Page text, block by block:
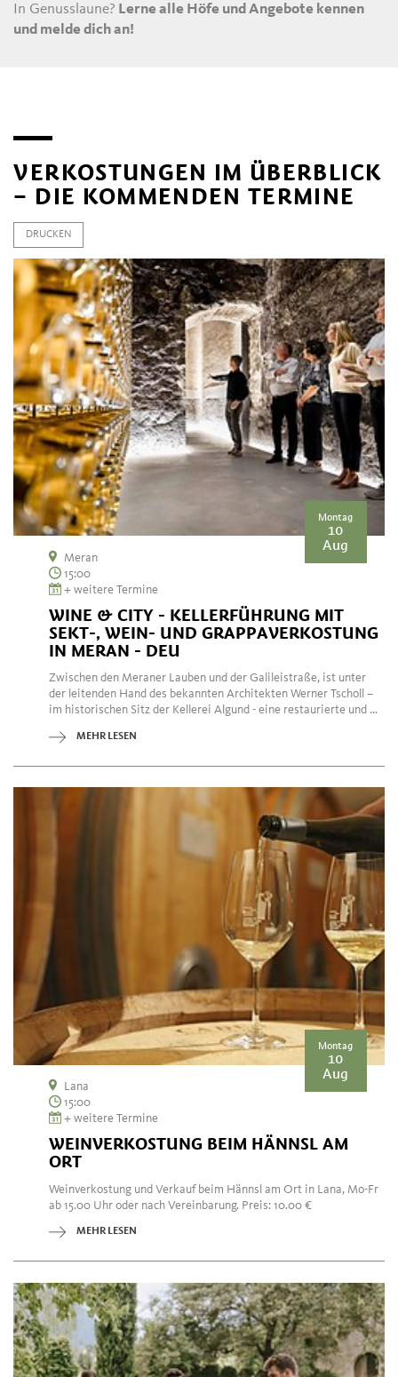
In Genusslaune? Lerne alle Höfe und Angebote kennen
und melde dich an!
VERKOSTUNGEN IM ÜBERBLICK
– DIE KOMMENDEN TERMINE
DRUCKEN
Montag
10
Aug
Meran
15:00
+ weitere Termine
WINE & CITY - KELLERFÜHRUNG MIT
SEKT-, WEIN- UND GRAPPAVERKOSTUNG
IN MERAN - DEU
Zwischen den Meraner Lauben und der Galileistraße, ist unter
der leitenden Hand des bekannten Architekten Werner Tscholl –
im historischen Sitz der Kellerei Algund - eine restaurierte und ...
MEHR LESEN
Montag
10
Aug
Lana
15:00
+ weitere Termine
WEINVERKOSTUNG BEIM HÄNNSL AM
ORT
Weinverkostung und Verkauf beim Hännsl am Ort in Lana, Mo-Fr
ab 15.00 Uhr oder nach Vereinbarung. Preis: 10.00 €
MEHR LESEN